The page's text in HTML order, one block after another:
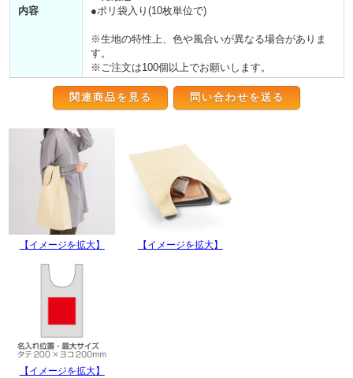
内容
●ポリ袋入り(10枚単位で)
※生地の特性上、色や風合いが異なる場合がありま
す。
※ご注文は100個以上でお願いします。
関連商品を見る
【イメージを拡大】 【イメージを拡大】
【イメージを拡大】